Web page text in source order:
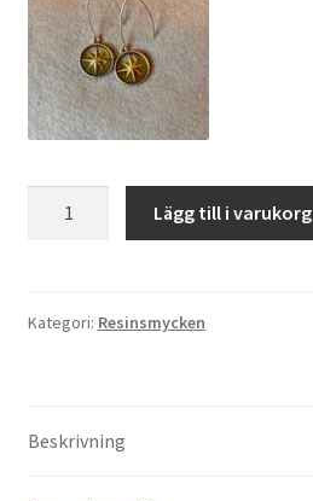
Lägg till i varukorg
Kategori: Resinsmycken
Beskrivning